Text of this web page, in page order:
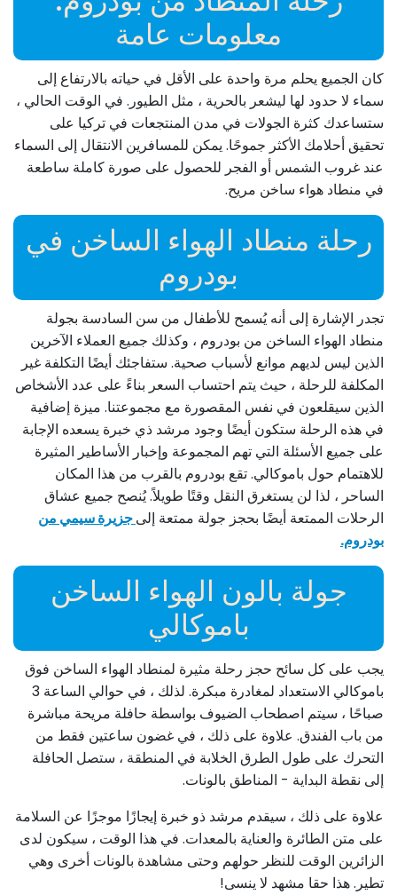
معلومات عامة
كان الجميع يحلم مرة واحدة على الأقل في حياته بالارتفاع إلى
سماء لا حدود لها ليشعر بالحرية ، مثل الطيور. في الوقت الحالي ،
ستساعدك كثرة الجولات في مدن المنتجعات في تركيا على
تحقيق أحلامك الأكثر جموحًا. يمكن للمسافرين الانتقال إلى السماء
عند غروب الشمس أو الفجر للحصول على صورة كاملة ساطعة
في منطاد هواء ساخن مريح.
رحلة منطاد الهواء الساخن في
بودروم
تجدر الإشارة إلى أنه يُسمح للأطفال من سن السادسة بجولة
منطاد الهواء الساخن من بودروم ، وكذلك جميع العملاء الآخرين
الذين ليس لديهم موانع لأسباب صحية. ستفاجئك أيضًا التكلفة غير
المكلفة للرحلة ، حيث يتم احتساب السعر بناءً على عدد الأشخاص
الذين سيقلعون في نفس المقصورة مع مجموعتنا. ميزة إضافية
في هذه الرحلة ستكون أيضًا وجود مرشد ذي خبرة يسعده الإجابة
على جميع الأسئلة التي تهم المجموعة وإخبار الأساطير المثيرة
للاهتمام حول باموكالي. تقع بودروم بالقرب من هذا المكان
الساحر ، لذا لن يستغرق النقل وقتًا طويلاً. يُنصح جميع عشاق
الرحلات الممتعة أيضًا بحجز جولة ممتعة إلىجزيرة سيمي من
بودروم.
جولة بالون الهواء الساخن
باموكالي
يجب على كل سائح حجز رحلة مثيرة لمنطاد الهواء الساخن فوق
باموكالي الاستعداد لمغادرة مبكرة. لذلك ، في حوالي الساعة 3
صباحًا ، سيتم اصطحاب الضيوف بواسطة حافلة مريحة مباشرة
من باب الفندق. علاوة على ذلك ، في غضون ساعتين فقط من
التحرك على طول الطرق الخلابة في المنطقة ، ستصل الحافلة
إلى نقطة البداية - المناطق بالونات.
علاوة على ذلك ، سيقدم مرشد ذو خبرة إيجازًا موجزًا ​​عن السلامة
على متن الطائرة والعناية بالمعدات. في هذا الوقت ، سيكون لدى
الزائرين الوقت للنظر حولهم وحتى مشاهدة بالونات أخرى وهي
تطير. هذا حقا مشهد لا ينسى!